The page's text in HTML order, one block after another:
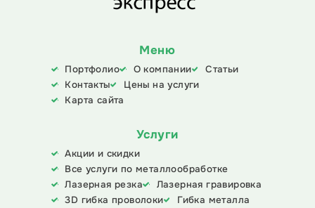
Меню
Портфолио О компании
Статьи
Контакты
Цены на услуги
Карта сайта
Услуги
Акции и скидки
Все услуги по металлообработке
Лазерная резка
Лазерная гравировка
3D гибка проволоки
Гибка металла